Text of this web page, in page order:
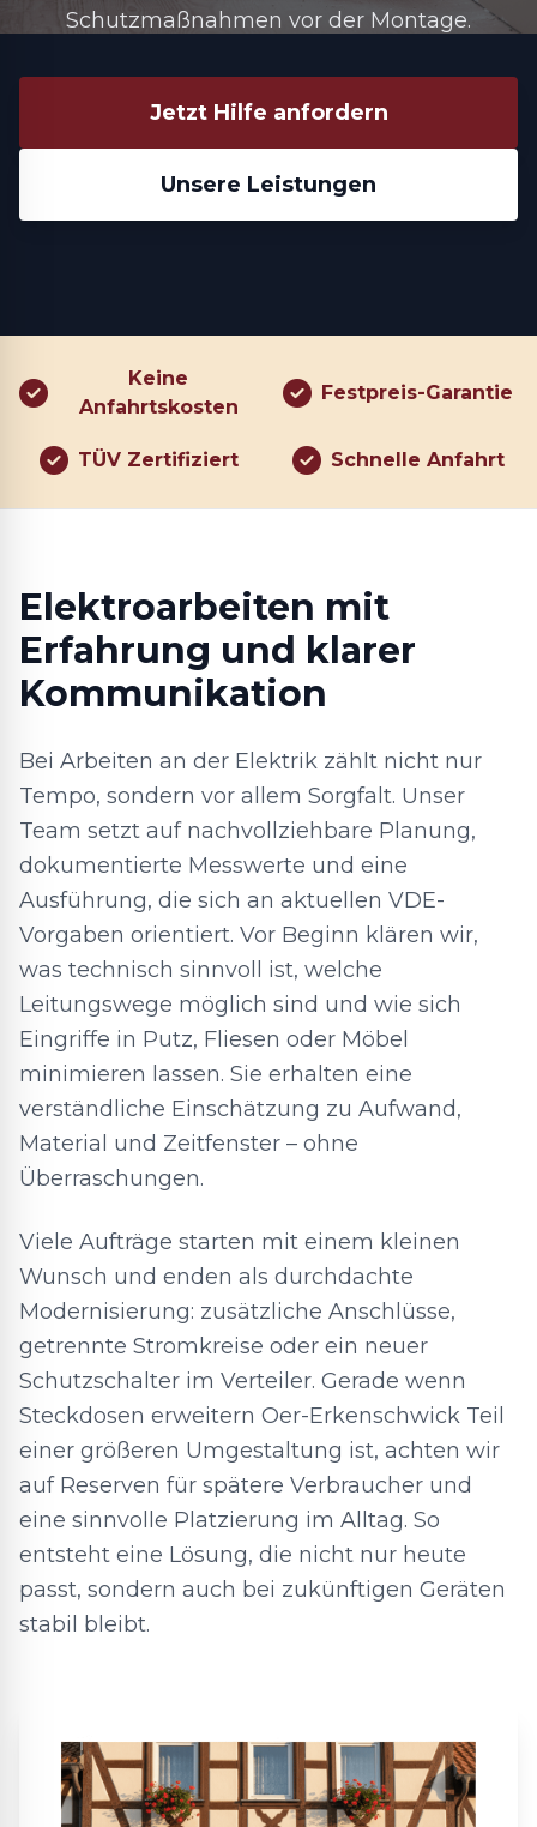
Schutzmaßnahmen vor der Montage.
Jetzt Hilfe anfordern
Unsere Leistungen
Keine
Anfahrtskosten
Festpreis-Garantie
TÜV Zertifiziert Schnelle Anfahrt
Elektroarbeiten mit
Erfahrung und klarer
Kommunikation
Bei Arbeiten an der Elektrik zählt nicht nur
Tempo, sondern vor allem Sorgfalt. Unser
Team setzt auf nachvollziehbare Planung,
dokumentierte Messwerte und eine
Ausführung, die sich an aktuellen VDE-
Vorgaben orientiert. Vor Beginn klären wir,
was technisch sinnvoll ist, welche
Leitungswege möglich sind und wie sich
Eingriffe in Putz, Fliesen oder Möbel
minimieren lassen. Sie erhalten eine
verständliche Einschätzung zu Aufwand,
Material und Zeitfenster – ohne
Überraschungen.
Viele Aufträge starten mit einem kleinen
Wunsch und enden als durchdachte
Modernisierung: zusätzliche Anschlüsse,
getrennte Stromkreise oder ein neuer
Schutzschalter im Verteiler. Gerade wenn
Steckdosen erweitern Oer-Erkenschwick Teil
einer größeren Umgestaltung ist, achten wir
auf Reserven für spätere Verbraucher und
eine sinnvolle Platzierung im Alltag. So
entsteht eine Lösung, die nicht nur heute
passt, sondern auch bei zukünftigen Geräten
stabil bleibt.